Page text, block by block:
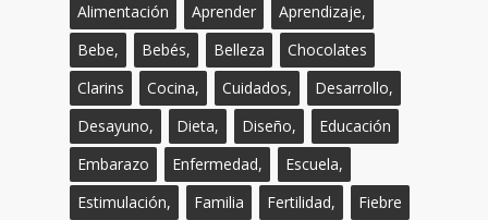
Alimentación Aprender
Aprendizaje,
Bebe,
Bebés, Belleza
Chocolates
Clarins
Cocina, Cuidados,
Desarrollo,
Desayuno,
Dieta, Diseño,
Educación
Embarazo
Enfermedad,
Escuela,
Estimulación,
Familia Fertilidad,
Fiebre